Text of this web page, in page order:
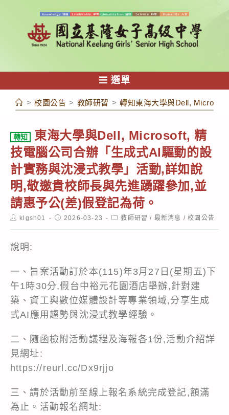
容
選單
> 校園公告 > 教師研習 > 轉知東海大學與Dell,
轉知
東海大學與Dell, Microsoft, 精
技電腦公司合辦「生成式AI驅動的設
計實務與沈浸式教學」活動,詳如說
明,敬邀貴校師長與先進踴躍參加,並
請惠予公(差)假登記為荷。
Postklgsh01
Post2026-03-23
Post教師研習 / 最新消息 / 校園公告
說明:
一、旨案活動訂於本(115)年3月27日(星期五)下
午1時30分,假台中裕元花園酒店舉辦,針對建
築、資工與數位媒體設計等專業領域,分享生成
式AI應用趨勢與沈浸式教學經驗。
二、隨函檢附活動議程及海報各1份,活動介紹詳
見網址:
https://reurl.cc/Dx9rjjo
三、請於活動前至線上報名系統完成登記,額滿
為止。活動報名網址: